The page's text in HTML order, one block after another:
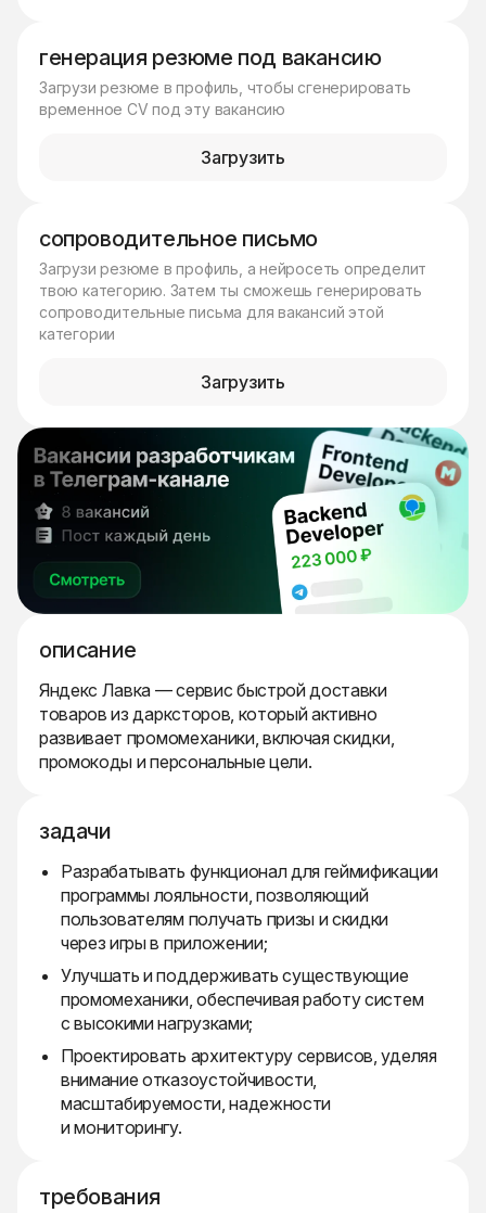
генерация резюме под вакансию
Загрузи резюме в профиль, чтобы сгенерировать
временное CV под эту вакансию
Загрузить
сопроводительное письмо
Загрузи резюме в профиль, а нейросеть определит
твою категорию. Затем ты сможешь генерировать
сопроводительные письма для вакансий этой
категории
Загрузить
описание
Яндекс Лавка — сервис быстрой доставки
товаров из дарксторов, который активно
развивает промомеханики, включая скидки,
промокоды и персональные цели.
задачи
Разрабатывать функционал для геймификации
программы лояльности, позволяющий
пользователям получать призы и скидки
через игры в приложении;
Улучшать и поддерживать существующие
промомеханики, обеспечивая работу систем
с высокими нагрузками;
Проектировать архитектуру сервисов, уделяя
внимание отказоустойчивости,
масштабируемости, надежности
и мониторингу.
требования